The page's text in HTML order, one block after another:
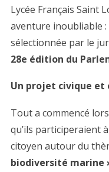
Lycée Français Saint
aventure inoubliable
sélectionnée par le
28e édition du
Un projet civique
Tout a commencé
qu’ils participeraient
citoyen autour du
biodiversité marine